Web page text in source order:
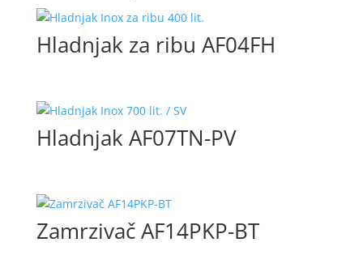
Hladnjak za ribu AF04FH
Hladnjak AF07TN-PV
Zamrzivač AF14PKP-BT